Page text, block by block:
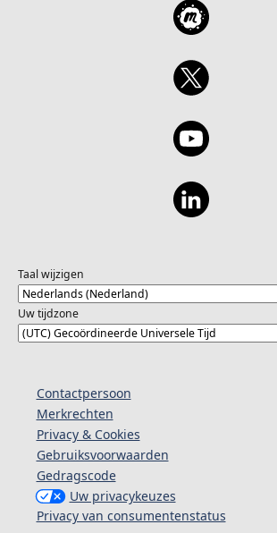
Taal wijzigen
Uw tijdzone
Contactpersoon
Merkrechten
Privacy & Cookies
Gebruiksvoorwaarden
Gedragscode
Uw privacykeuzes
Privacy van consumentenstatus